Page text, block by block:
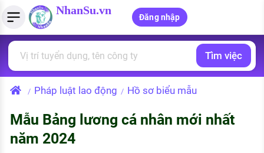
NhanSu.vn
Đăng nhập
Tìm việc làm
Việc làm ngành luật
Việc làm lương cao
Quản lý CV
Tải CV lên
Tạo CV trực tuyến
Tính lương Gross - Net
Tính thuế thu nhập cá nhân
Tính trợ cấp thất nghiệp
PHÁP LUẬT VIỆT NAM
Văn bản pháp luật
PHÁP LUẬT LAO ĐỘNG
Lao động và tiền lương
Tìm việc
/ Pháp luật lao động / Hồ sơ biểu mẫu
Mẫu Bảng lương cá nhân mới nhất
năm 2024